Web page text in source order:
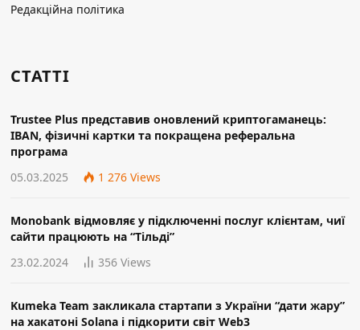
Редакційна політика
СТАТТІ
Trustee Plus представив оновлений криптогаманець:
IBAN, фізичні картки та покращена реферальна
програма
05.03.2025
1 276 Views
Monobank відмовляє у підключенні послуг клієнтам, чиї
сайти працюють на “Тільді”
23.02.2024
356 Views
Kumeka Team закликала стартапи з України “дати жару”
на хакатоні Solana і підкорити світ Web3